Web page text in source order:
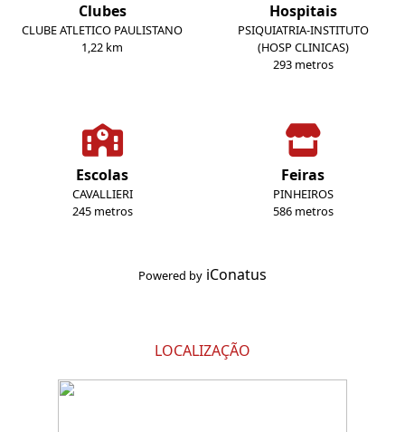
Clubes
CLUBE ATLETICO PAULISTANO
1,22 km
Hospitais
PSIQUIATRIA-INSTITUTO
(HOSP CLINICAS)
293 metros
Escolas
CAVALLIERI
245 metros
Feiras
PINHEIROS
586 metros
Powered by iConatus
LOCALIZAÇÃO